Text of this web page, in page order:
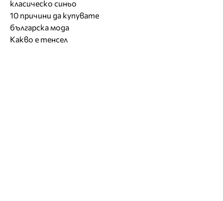
класическо синьо
10 причини да купувате
българска мода
Какво е тенсел